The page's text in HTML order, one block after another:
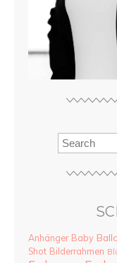
Anhänger Baby
Shot Bilderrahmen